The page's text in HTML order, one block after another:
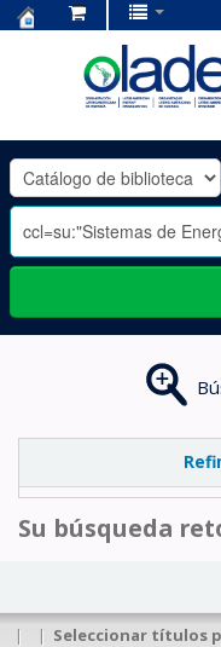
OLADE
-
Su búsqueda
| | Seleccionar títulos